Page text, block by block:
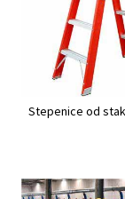
Stepenice od